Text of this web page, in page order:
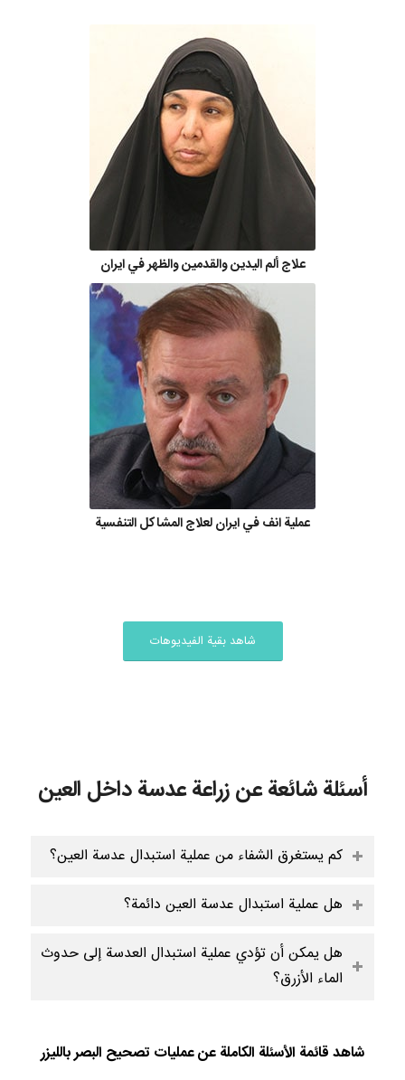
علاج ألم اليدين والقدمين والظهر في ايران
عملية انف في ايران لعلاج المشاكل التنفسية
شاهد بقية الفيديوهات
أسئلة شائعة عن زراعة عدسة داخل العين
كم يستغرق الشفاء من عملية استبدال عدسة العين؟
هل عملية استبدال عدسة العين دائمة؟
هل يمكن أن تؤدي عملية استبدال العدسة إلى حدوث
الماء الأزرق؟
شاهد قائمة الأسئلة الكاملة عن عمليات تصحيح البصر بالليزر